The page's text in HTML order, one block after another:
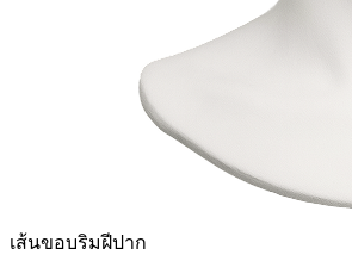
เส้นขอบริมฝีปาก